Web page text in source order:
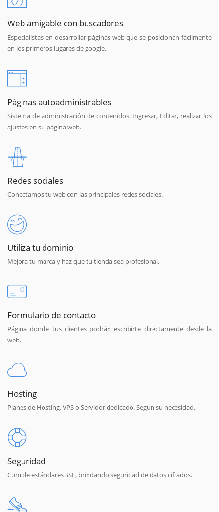
Web amigable con buscadores
Especialistas en desarrollar páginas web que se posicionan fácilmente
en los primeros lugares de google.
Páginas autoadministrables
Sistema de administración de contenidos. Ingresar, Editar, realizar los
ajustes en su página web.
Redes sociales
Conectamos tu web con las principales redes sociales.
Utiliza tu dominio
Mejora tu marca y haz que tu tienda sea profesional.
Formulario de contacto
Página donde tus clientes podrán escribirte directamente desde la
web.
Hosting
Planes de Hosting, VPS o Servidor dedicado. Segun su necesidad.
Seguridad
Cumple estándares SSL, brindando seguridad de datos cifrados.